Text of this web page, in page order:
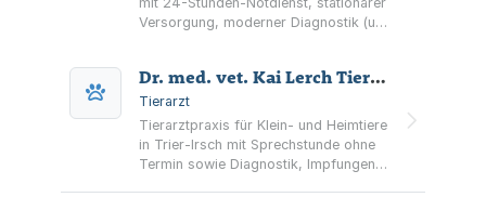
Versorgung, moderner Diagnostik (u.
Dr. med. vet. Kai Lerch Tierarzt Kleintierpraxis
Tierarzt
Tierarztpraxis für Klein- und Heimtiere
in Trier-Irsch mit Sprechstunde ohne
Termin sowie Diagnostik, Impfungen,